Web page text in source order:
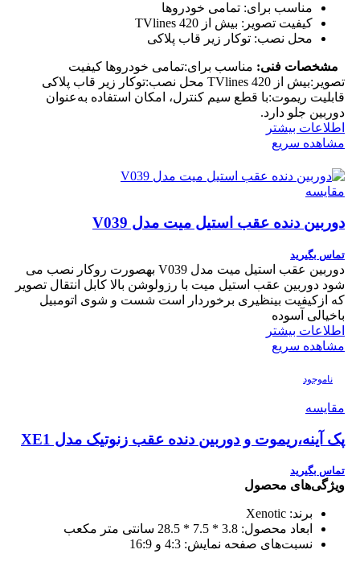
مناسب برای: تمامی خودروها
کیفیت تصویر: بیش از 420 TVlines
محل نصب: توکار زیر قاب پلاکی
مشخصات فنی: مناسب برای:تمامی خودروها کیفیت
تصویر:بیش از 420 TVlines محل نصب:توکار زیر قاب پلاکی
قابلیت ریموت:با قطع سیم کنترل، امکان استفاده به‌عنوان
دوربین جلو دارد.
اطلاعات بیشتر
مشاهده سریع
مقایسه
دوربین دنده عقب استیل میت مدل V039
تماس بگیرید
دوربین عقب استیل میت مدل V039 بهصورت روکار نصب می
شود دوربین عقب استیل میت با رزولوشن بالا کابل انتقال تصویر
که ازکیفیت بینظیری برخوردار است شست و شوی اتومبیل
باخیالی آسوده
اطلاعات بیشتر
مشاهده سریع
ناموجود
مقایسه
پک آینه،ریموت و دوربین دنده عقب زنوتیک مدل XE1
تماس بگیرید
ویژگی‌های محصول
برند: Xenotic
ابعاد محصول: 3.8 * 7.5 * 28.5 سانتی متر مکعب
نسبت‌های صفحه نمایش: 4:3 و 16:9